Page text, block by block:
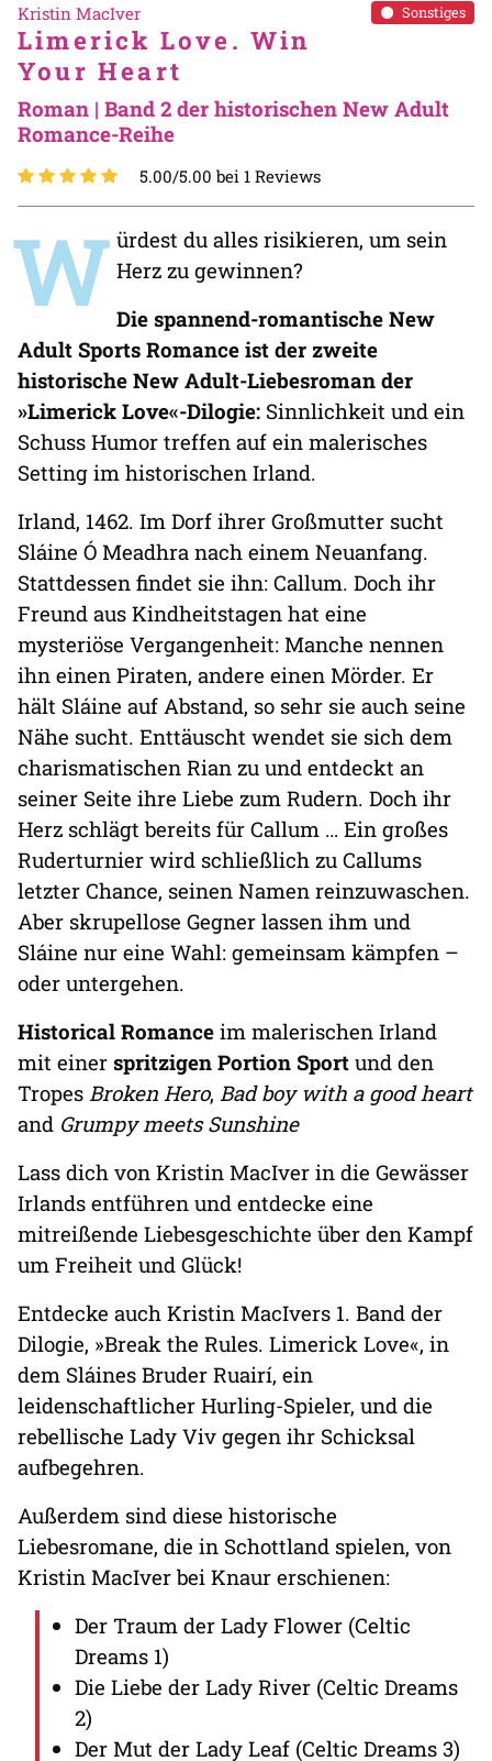
Sonstiges
Kristin MacIver
Limerick Love. Win
Your Heart
Roman | Band 2 der historischen New Adult
Romance-Reihe
5.00/5.00 bei 1 Reviews
W ürdest du alles risikieren, um sein
Herz zu gewinnen?
Die spannend-romantische New
Adult Sports Romance ist der zweite
historische New Adult-Liebesroman der
»Limerick Love«-Dilogie: Sinnlichkeit und ein
Schuss Humor treffen auf ein malerisches
Setting im historischen Irland.
Irland, 1462. Im Dorf ihrer Großmutter sucht
Sláine Ó Meadhra nach einem Neuanfang.
Stattdessen findet sie ihn: Callum. Doch ihr
Freund aus Kindheitstagen hat eine
mysteriöse Vergangenheit: Manche nennen
ihn einen Piraten, andere einen Mörder. Er
hält Sláine auf Abstand, so sehr sie auch seine
Nähe sucht. Enttäuscht wendet sie sich dem
charismatischen Rian zu und entdeckt an
seiner Seite ihre Liebe zum Rudern. Doch ihr
Herz schlägt bereits für Callum … Ein großes
Ruderturnier wird schließlich zu Callums
letzter Chance, seinen Namen reinzuwaschen.
Aber skrupellose Gegner lassen ihm und
Sláine nur eine Wahl: gemeinsam kämpfen –
oder untergehen.
Historical Romance im malerischen Irland
mit einer spritzigen Portion Sport und den
Tropes Broken Hero, Bad boy with a good heart
and Grumpy meets Sunshine
Lass dich von Kristin MacIver in die Gewässer
Irlands entführen und entdecke eine
mitreißende Liebesgeschichte über den Kampf
um Freiheit und Glück!
Entdecke auch Kristin MacIvers 1. Band der
Dilogie, »Break the Rules. Limerick Love«, in
dem Sláines Bruder Ruairí, ein
leidenschaftlicher Hurling-Spieler, und die
rebellische Lady Viv gegen ihr Schicksal
aufbegehren.
Außerdem sind diese historische
Liebesromane, die in Schottland spielen, von
Kristin MacIver bei Knaur erschienen:
Der Traum der Lady Flower (Celtic
Dreams 1)
Die Liebe der Lady River (Celtic Dreams
2)
Der Mut der Lady Leaf (Celtic Dreams 3)